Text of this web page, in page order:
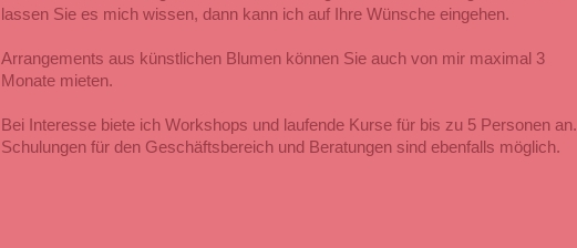
lassen Sie es mich wissen, dann kann ich auf Ihre Wünsche eingehen.
Arrangements aus künstlichen Blumen können Sie auch von mir maximal 3
Monate mieten.
Bei Interesse biete ich Workshops und laufende Kurse für bis zu 5 Personen an.
Schulungen für den Geschäftsbereich und Beratungen sind ebenfalls möglich.